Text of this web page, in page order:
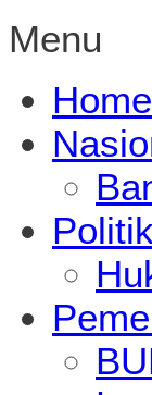
Menu
Home
Politik